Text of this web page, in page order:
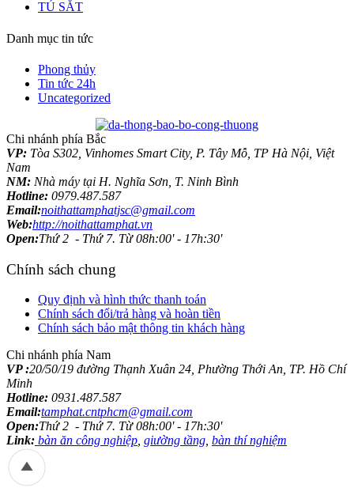
TỦ SẮT
Danh mục tin tức
Phong thủy
Tin tức 24h
Uncategorized
Chi nhánh phía Bắc
VP: Tòa S302, Vinhomes Smart City, P. Tây Mỗ, TP Hà Nội, Việt
Nam
NM: Nhà máy tại H. Nghĩa Sơn, T. Ninh Bình
Hotline: 0979.487.587
Email:noithattamphatjsc@gmail.com
Web:http://noithattamphat.vn
Open:Thứ 2 - Thứ 7. Từ 08h:00' - 17h:30'
Chính sách chung
Quy định và hình thức thanh toán
Chính sách đổi/trả hàng và hoàn tiền
Chính sách bảo mật thông tin khách hàng
Chi nhánh phía Nam
VP :20/50/19 đường Thạnh Xuân 24, Phường Thới An, TP. Hồ Chí
Minh
Hotline: 0931.487.587
Email:tamphat.cntphcm@gmail.com
Open:Thứ 2 - Thứ 7. Từ 08h:00' - 17h:30'
Link: bàn ăn công nghiệp giường tầng bàn thí nghiệm